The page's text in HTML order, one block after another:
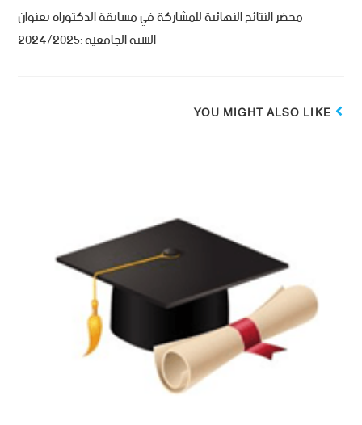
محضر النتائج النهائية للمشاركة في مسابقة الدكتوراه بعنوان
السنة الجامعية :2024/2025
YOU MIGHT ALSO LIKE